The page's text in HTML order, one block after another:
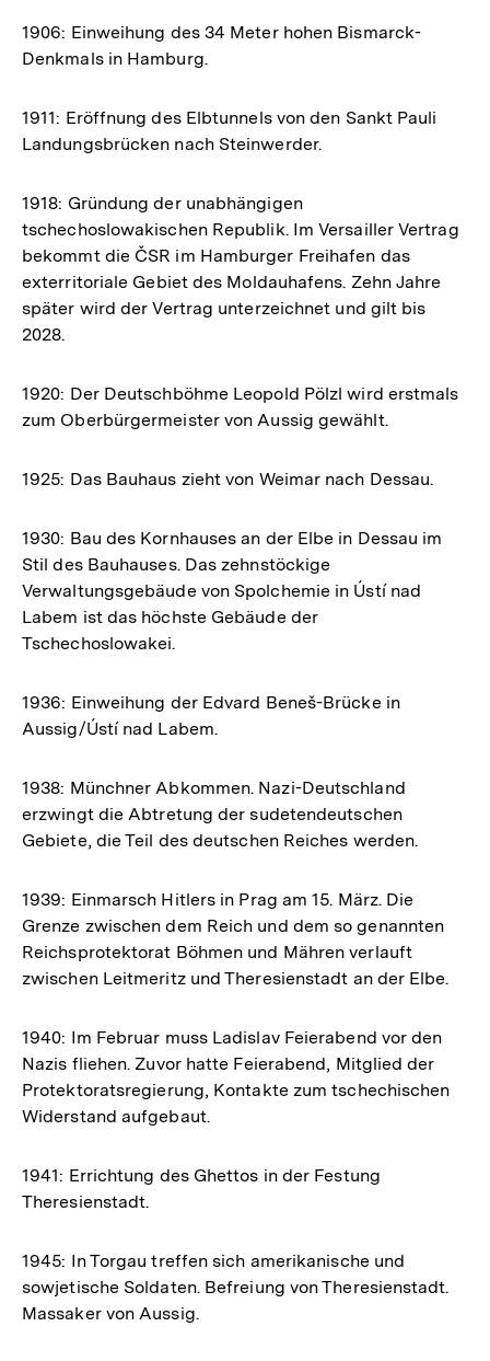
1906: Einweihung des 34 Meter hohen Bismarck-
Denkmals in Hamburg.
1911: Eröffnung des Elbtunnels von den Sankt Pauli
Landungsbrücken nach Steinwerder.
1918: Gründung der unabhängigen
tschechoslowakischen Republik. Im Versailler Vertrag
bekommt die ČSR im Hamburger Freihafen das
exterritoriale Gebiet des Moldauhafens. Zehn Jahre
später wird der Vertrag unterzeichnet und gilt bis
2028.
1920: Der Deutschböhme Leopold Pölzl wird erstmals
zum Oberbürgermeister von Aussig gewählt.
1925: Das Bauhaus zieht von Weimar nach Dessau.
1930: Bau des Kornhauses an der Elbe in Dessau im
Stil des Bauhauses. Das zehnstöckige
Verwaltungsgebäude von Spolchemie in Ústí nad
Labem ist das höchste Gebäude der
Tschechoslowakei.
1936: Einweihung der Edvard Beneš-Brücke in
Aussig/Ústí nad Labem.
1938: Münchner Abkommen. Nazi-Deutschland
erzwingt die Abtretung der sudetendeutschen
Gebiete, die Teil des deutschen Reiches werden.
1939: Einmarsch Hitlers in Prag am 15. März. Die
Grenze zwischen dem Reich und dem so genannten
Reichsprotektorat Böhmen und Mähren verlauft
zwischen Leitmeritz und Theresienstadt an der Elbe.
1940: Im Februar muss Ladislav Feierabend vor den
Nazis fliehen. Zuvor hatte Feierabend, Mitglied der
Protektoratsregierung, Kontakte zum tschechischen
Widerstand aufgebaut.
1941: Errichtung des Ghettos in der Festung
Theresienstadt.
1945: In Torgau treffen sich amerikanische und
sowjetische Soldaten. Befreiung von Theresienstadt.
Massaker von Aussig.